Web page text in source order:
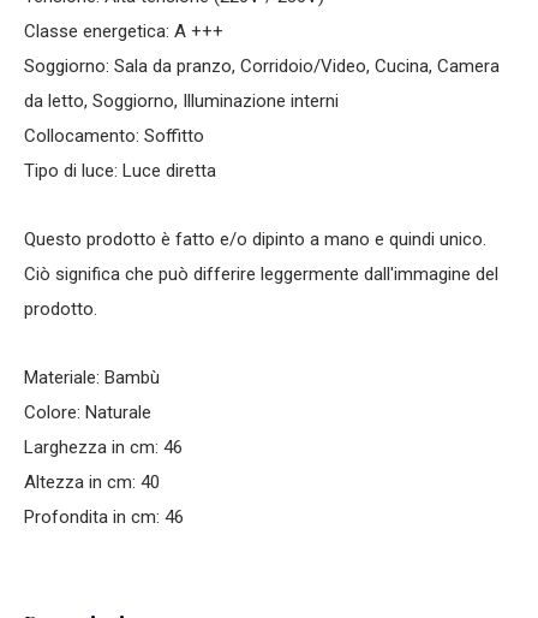
Classe energetica: A +++
Soggiorno: Sala da pranzo, Corridoio/Video, Cucina, Camera
da letto, Soggiorno, Illuminazione interni
Collocamento: Soffitto
Tipo di luce: Luce diretta
Questo prodotto è fatto e/o dipinto a mano e quindi unico.
Ciò significa che può differire leggermente dall'immagine del
prodotto.
Materiale: Bambù
Colore: Naturale
Larghezza in cm: 46
Altezza in cm: 40
Profondita in cm: 46